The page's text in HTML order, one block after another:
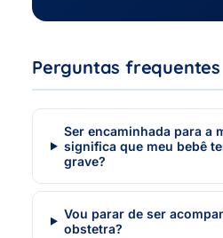
Perguntas frequentes
Ser encaminhada para a
significa que meu bebê
grave?
Vou parar de ser
obstetra?